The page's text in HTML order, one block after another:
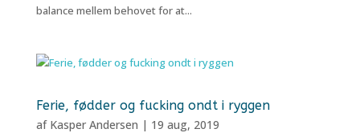
balance mellem behovet for at...
Ferie, fødder og fucking ondt i ryggen
af Kasper Andersen | 19 aug, 2019